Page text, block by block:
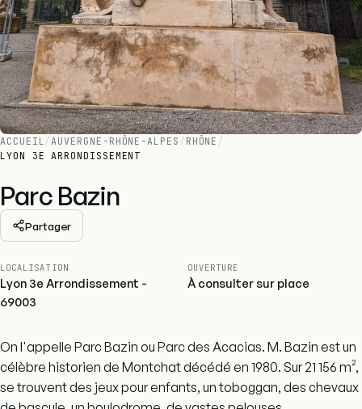
ACCUEIL / AUVERGNE-RHÔNE-ALPES / RHÔNE /
LYON 3E ARRONDISSEMENT
Parc Bazin
Partager
LOCALISATION
Lyon 3e Arrondissement -
69003
OUVERTURE
À consulter sur place
On l'appelle Parc Bazin ou Parc des Acacias. M. Bazin est un
célèbre historien de Montchat décédé en 1980. Sur 21 156 m²,
se trouvent des jeux pour enfants, un toboggan, des chevaux